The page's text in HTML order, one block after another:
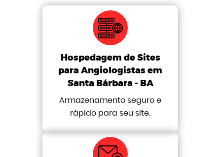
Hospedagem de Sites
para Angiologistas em
Santa Bárbara - BA
Armazenamento seguro e
rápido para seu site.